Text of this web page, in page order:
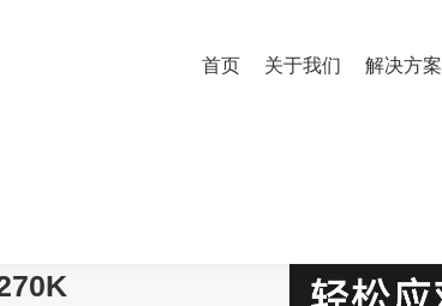
首页 关于我们 解决方案